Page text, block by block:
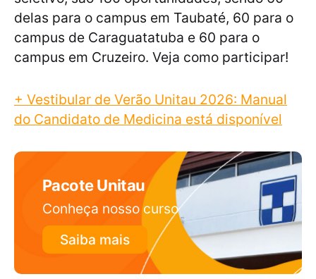
delas para o campus em Taubaté, 60 para o
campus de Caraguatatuba e 60 para o
campus em Cruzeiro. Veja como participar!
+ Vestibular de Verão Unitau 2026: Manual
do Candidato de Medicina está disponível
Pacote Unitau
Conheça nosso curso
Saiba mais